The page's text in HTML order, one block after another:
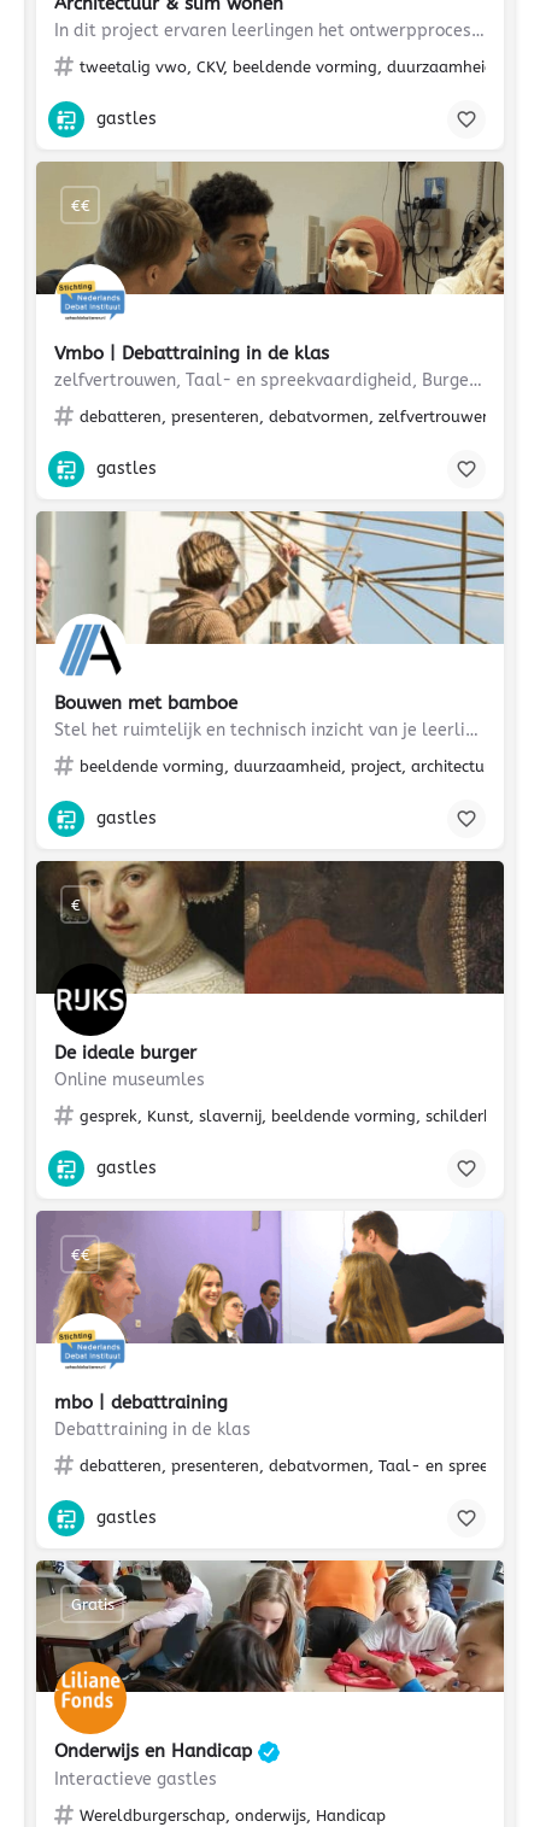
In dit project ervaren leerlingen het ontwerpproces in een ruimtelijke opgave waarin de toekomst van het…
tweetalig vwo, CKV, beeldende vorming, duurzaamheid,
gastles
Vmbo | Debattraining in de klas
zelfvertrouwen, Taal- en spreekvaardigheid, Burgerschap, Argumenteren
debatteren, presenteren, debatvormen, zelfvertrouwen,
€€
gastles
Bouwen met bamboe
Stel het ruimtelijk en technisch inzicht van je leerlingen op de proef
beeldende vorming, duurzaamheid, project, architectuur,
gastles
De ideale burger
Online museumles
gesprek, Kunst, slavernij, beeldende vorming, schilderkunst
€
gastles
mbo | debattraining
Debattraining in de klas
debatteren, presenteren, debatvormen, Taal- en
€€
gastles
Onderwijs en Handicap
Interactieve gastles
Wereldburgerschap, onderwijs, Handicap
Gratis